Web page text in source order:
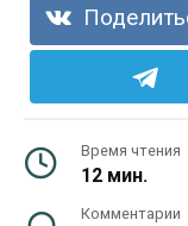
Время чтения
12 мин.
Комментарии